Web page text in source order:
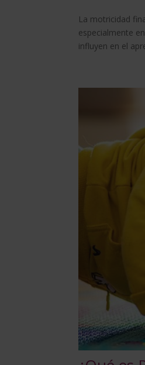
La motricidad
especialmente
influyen en el